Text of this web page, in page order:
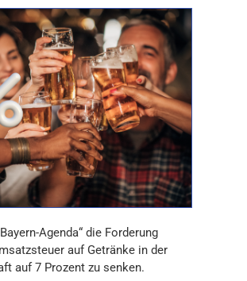
Agenda“ die Forderung
auf Getränke in der
auf 7 Prozent zu senken.